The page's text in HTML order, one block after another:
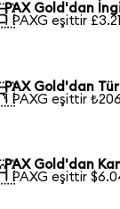
PAX Gold'dan
1 PAXG eşittir
PAX Gold'dan
1 PAXG eşittir
PAX Gold'dan
1 PAXG eşittir